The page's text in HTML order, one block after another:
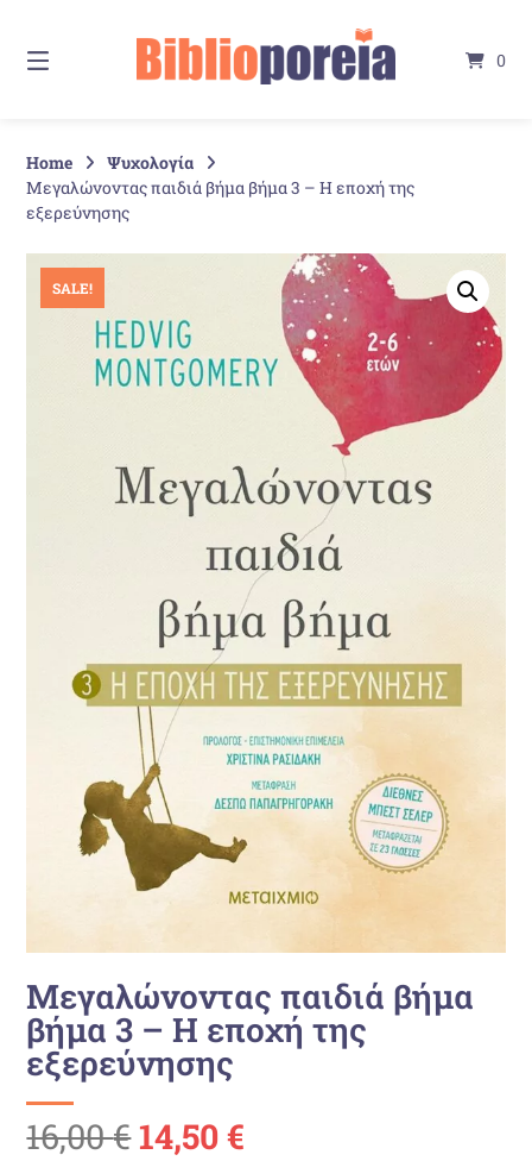
Inhalt
0
Home
Ψυχολογία
Μεγαλώνοντας παιδιά βήμα βήμα 3 – Η εποχή της
εξερεύνησης
SALE!
Μεγαλώνοντας παιδιά βήμα
βήμα 3 – Η εποχή της
εξερεύνησης
16,00€ Ursprünglicher
14,50€